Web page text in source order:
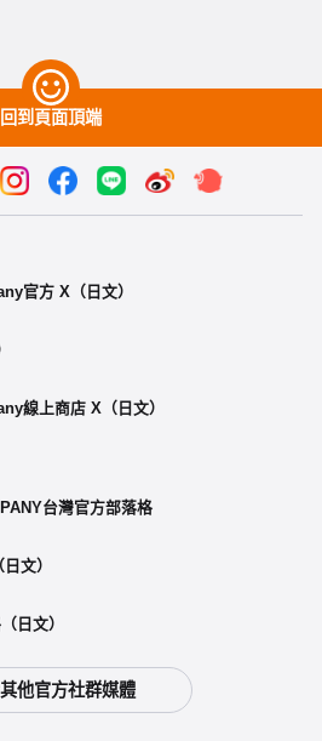
回到頁面頂端
官方 X（日文）
線上商店 X（日文）
台灣官方部落格
文）
日文）
他官方社群媒體